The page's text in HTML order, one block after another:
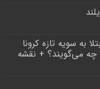
به سویه تازه کرونا
چه می‌گویند؟ + نقشه